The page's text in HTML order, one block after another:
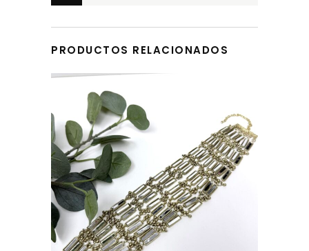
PRODUCTOS RELACIONADOS